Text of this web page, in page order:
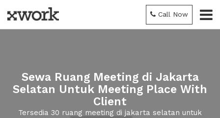
Call Now
Sewa Ruang Meeting di Jakarta
Selatan Untuk Meeting Place With
Client
Tersedia 30 ruang meeting di jakarta selatan untuk